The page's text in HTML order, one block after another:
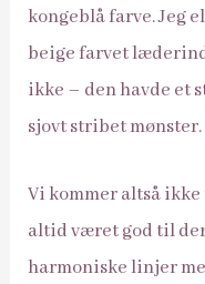
kongeblå farve. Jeg
beige farvet
ikke – den havde et
sjovt stribet mønster.
Vi kommer altså
altid været god til
harmoniske linjer